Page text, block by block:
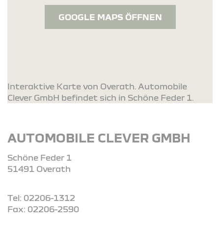
GOOGLE MAPS ÖFFNEN
Interaktive Karte von Overath. Automobile
Clever GmbH befindet sich in Schöne Feder 1.
AUTOMOBILE CLEVER GMBH
Schöne Feder 1
51491 Overath
Tel: 02206-1312
Fax: 02206-2590